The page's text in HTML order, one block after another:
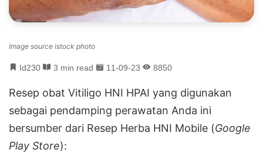
Image source istock photo
Id230 3 min read 11-09-23 8850
Resep obat Vitiligo HNI HPAI yang digunakan
sebagai pendamping perawatan Anda ini
bersumber dari Resep Herba HNI Mobile (Google
Play Store):